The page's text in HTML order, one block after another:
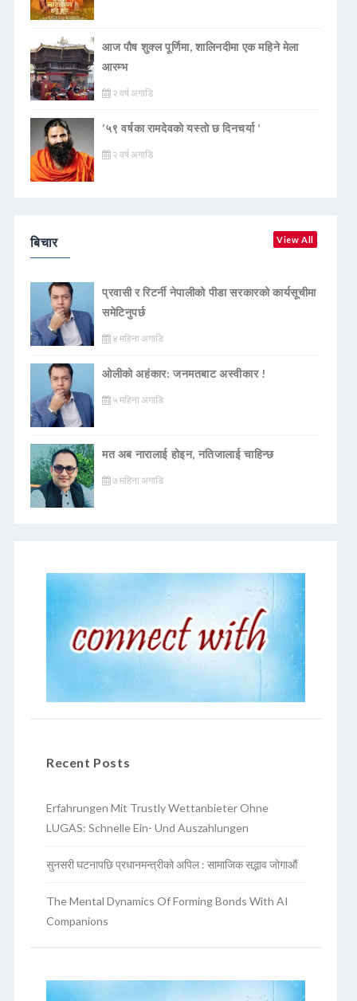
आज पौष शुक्ल पूर्णिमा, शालिनदीमा एक महिने मेला
आरम्भ
२ वर्ष अगाडि
‘५९ वर्षका रामदेवकाे यस्ताे छ दिनचर्या ’
२ वर्ष अगाडि
बिचार View All
प्रवासी र रिटर्नी नेपालीको पीडा सरकारको कार्यसूचीमा
समेटिनुपर्छ
४ महिना अगाडि
ओलीको अहंकार: जनमतबाट अस्वीकार !
५ महिना अगाडि
मत अब नारालाई होइन, नतिजालाई चाहिन्छ
७ महिना अगाडि
Recent Posts
Erfahrungen Mit Trustly Wettanbieter Ohne
LUGAS: Schnelle Ein- Und Auszahlungen
सुनसरी घटनापछि प्रधानमन्त्रीको अपिल : सामाजिक सद्भाव जोगाऔं
The Mental Dynamics Of Forming Bonds With AI
Companions